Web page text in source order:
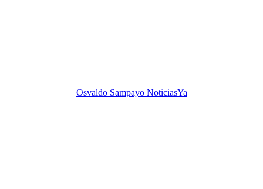
Osvaldo Sampayo NoticiasYa